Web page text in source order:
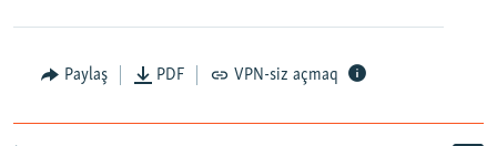
Paylaş PDF VPN-siz açmaq